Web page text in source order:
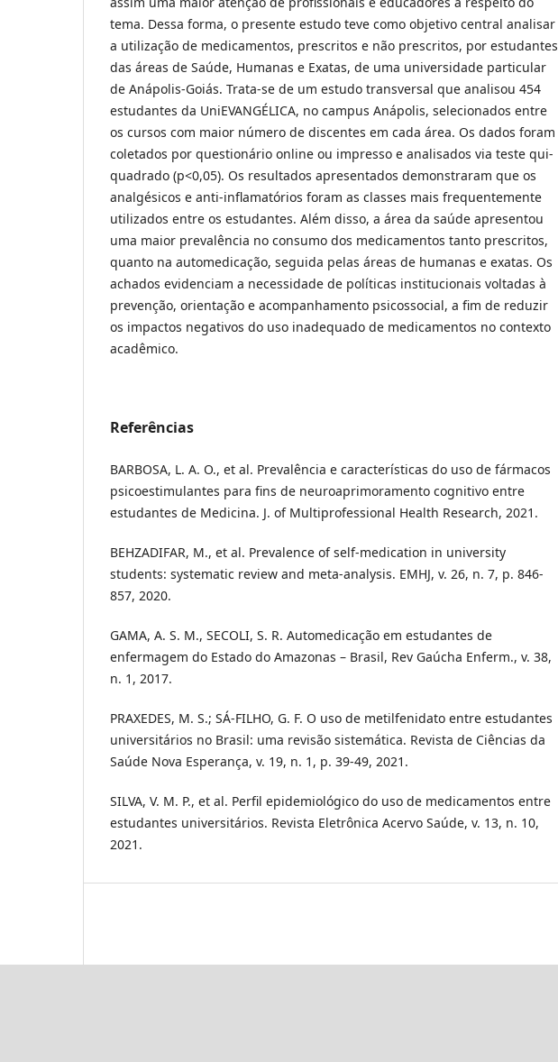
tema. Dessa forma, o presente estudo teve como objetivo central analisar
a utilização de medicamentos, prescritos e não prescritos, por estudantes
das áreas de Saúde, Humanas e Exatas, de uma universidade particular
de Anápolis-Goiás. Trata-se de um estudo transversal que analisou 454
estudantes da UniEVANGÉLICA, no campus Anápolis, selecionados entre
os cursos com maior número de discentes em cada área. Os dados foram
coletados por questionário online ou impresso e analisados via teste qui-
quadrado (p<0,05). Os resultados apresentados demonstraram que os
analgésicos e anti-inflamatórios foram as classes mais frequentemente
utilizados entre os estudantes. Além disso, a área da saúde apresentou
uma maior prevalência no consumo dos medicamentos tanto prescritos,
quanto na automedicação, seguida pelas áreas de humanas e exatas. Os
achados evidenciam a necessidade de políticas institucionais voltadas à
prevenção, orientação e acompanhamento psicossocial, a fim de reduzir
os impactos negativos do uso inadequado de medicamentos no contexto
acadêmico.
Referências
BARBOSA, L. A. O., et al. Prevalência e características do uso de fármacos
psicoestimulantes para fins de neuroaprimoramento cognitivo entre
estudantes de Medicina. J. of Multiprofessional Health Research, 2021.
BEHZADIFAR, M., et al. Prevalence of self-medication in university
students: systematic review and meta-analysis. EMHJ, v. 26, n. 7, p. 846-
857, 2020.
GAMA, A. S. M., SECOLI, S. R. Automedicação em estudantes de
enfermagem do Estado do Amazonas – Brasil, Rev Gaúcha Enferm., v. 38,
n. 1, 2017.
PRAXEDES, M. S.; SÁ-FILHO, G. F. O uso de metilfenidato entre estudantes
universitários no Brasil: uma revisão sistemática. Revista de Ciências da
Saúde Nova Esperança, v. 19, n. 1, p. 39-49, 2021.
SILVA, V. M. P., et al. Perfil epidemiológico do uso de medicamentos entre
estudantes universitários. Revista Eletrônica Acervo Saúde, v. 13, n. 10,
2021.